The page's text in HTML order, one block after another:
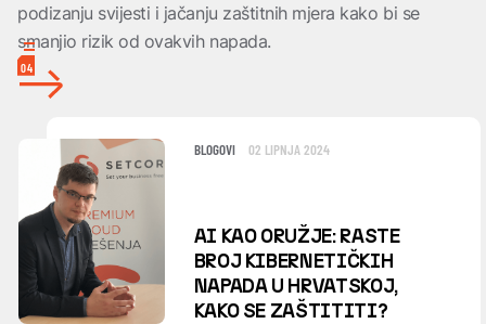
podizanju svijesti i jačanju zaštitnih mjera kako bi se
smanjio rizik od ovakvih napada.
04
BLOGOVI 02 LIPNJA 2024
AI KAO ORUŽJE: RASTE
BROJ KIBERNETIČKIH
NAPADA U HRVATSKOJ,
KAKO SE ZAŠTITITI?